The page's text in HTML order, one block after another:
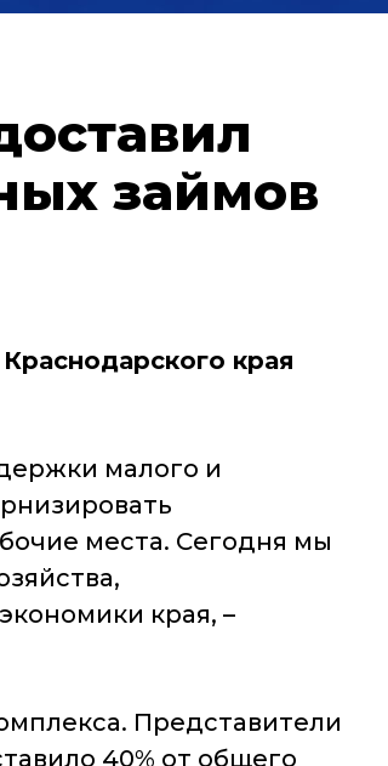
займов
края
малого и
места. Сегодня мы
края, –
Представители
40% от общего